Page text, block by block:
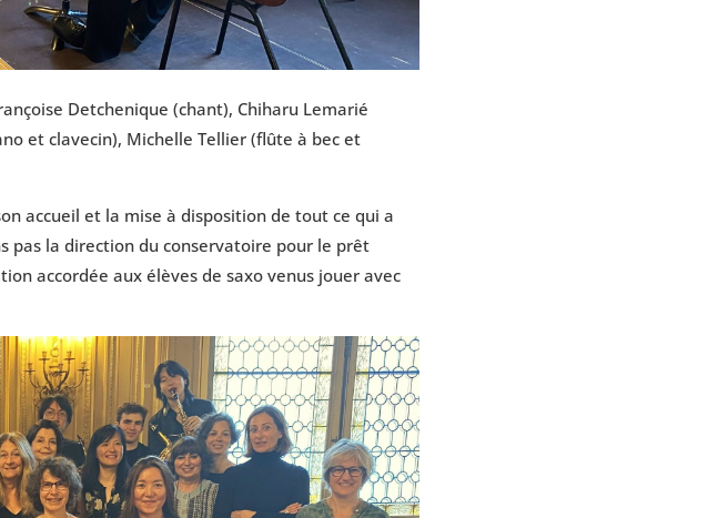
Detchenique (chant), Chiharu Lemarié
et clavecin), Michelle Tellier (flûte à bec et
accueil et la mise à disposition de tout ce qui a
pas la direction du conservatoire pour le prêt
accordée aux élèves de saxo venus jouer avec